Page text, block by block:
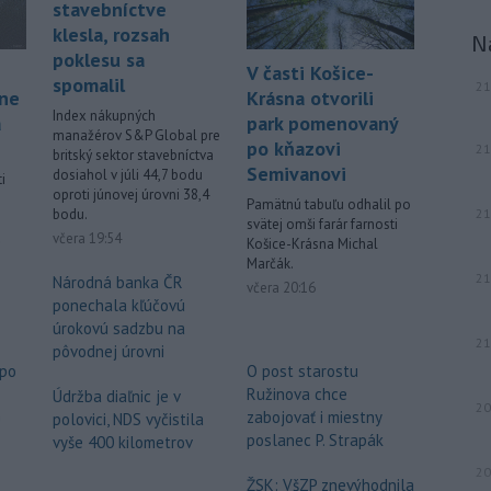
stavebníctve
klesla, rozsah
poklesu sa
spomalil
Index nákupných
manažérov S&P Global pre
britský sektor stavebníctva
dosiahol v júli 44,7 bodu
oproti júnovej úrovni 38,4
bodu.
včera 19:54
Národná banka ČR
ponechala kľúčovú
úrokovú sadzbu na
pôvodnej úrovni
Údržba diaľnic je v
polovici, NDS vyčistila
vyše 400 kilometrov
V časti Košice-
Krásna otvorili
park pomenovaný
po kňazovi
Semivanovi
Pamätnú tabuľu odhalil po
svätej omši farár farnosti
Košice-Krásna Michal
Marčák.
včera 20:16
O post starostu
Ružinova chce
zabojovať i miestny
poslanec P. Strapák
ŽSK: VšZP znevýhodnila